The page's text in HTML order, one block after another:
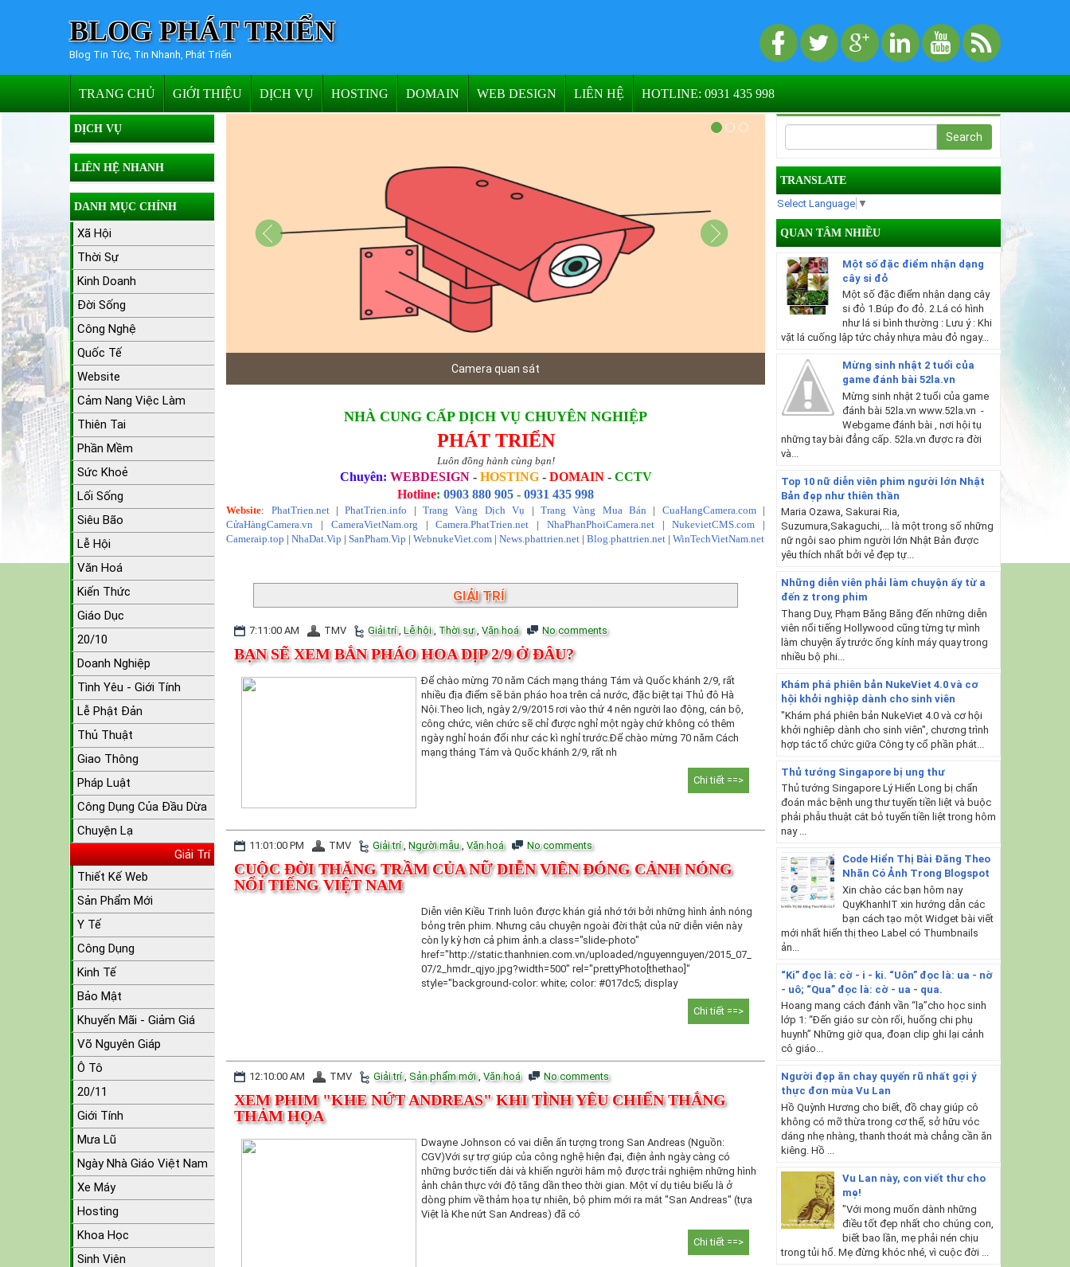
BLOG PHÁT TRIỂN
Blog Tin Tức, Tin Nhanh, Phát Triển
TRANG CHỦ GIỚI THIỆU DỊCH VỤ HOSTING DOMAIN WEB DESIGN LIÊN HỆ HOTLINE: 0931 435 998
Camera quan sát
NHÀ CUNG CẤP DỊCH VỤ CHUYÊN NGHIỆP
PHÁT TRIỂN
Luôn đồng hành cùng bạn!
Chuyên: WEBDESIGN - HOSTING - DOMAIN - CCTV
Hotline:0903 880 905 -0931 435 998
Website: PhatTrien.net|PhatTrien.info |Trang Vàng Dịch Vụ | Trang Vàng Mua Bán | CuaHangCamera.com|
CửaHàngCamera.vn | CameraVietNam.org |Camera.PhatTrien.net | NhaPhanPhoiCamera.net|NukevietCMS.com |
Cameraip.top |NhaDat.Vip |SanPham.Vip |WebnukeViet.com |News.phattrien.net |Blog.phattrien.net |WinTechVietNam.net
Showing posts with label
GIẢI TRÍ.
7:11:00 AM TMV Giải trí ,Lễ hội Thời sự ,Văn hoá No comments
BẠN SẼ XEM BẮN PHÁO HOA DỊP 2/9 Ở ĐÂU?
Để chào mừng 70 năm Cách mạng tháng Tám và Quốc khánh 2/9, rất
nhiều địa điểm sẽ bắn pháo hoa trên cả nước, đặc biệt tại Thủ đô Hà
Nội.Theo lịch, ngày 2/9/2015 rơi vào thứ 4 nên người lao động, cán bộ,
công chức, viên chức sẽ chỉ được nghỉ một ngày chứ không có thêm
ngày nghỉ hoán đổi như các kì nghỉ trước.Để chào mừng 70 năm Cách
mạng tháng Tám và Quốc khánh 2/9, rất nh
Chi tiết ==>
11:01:00 PM TMV Giải trí ,Người mẫu ,Văn hoá No comments
CUỘC ĐỜI THĂNG TRẦM CỦA NỮ DIỄN VIÊN ĐÓNG CẢNH NÓNG
NỔI TIẾNG VIỆT NAM
Diễn viên Kiều Trinh luôn được khán giả nhớ tới bởi những hình ảnh nóng
bỏng trên phim. Nhưng câu chuyện ngoài đời thật của nữ diễn viên này
còn ly kỳ hơn cả phim ảnh.a class="slide-photo"
href="http://static.thanhnien.com.vn/uploaded/nguyennguyen/2015_07_
07/2_hmdr_qjyo.jpg?width=500" rel="prettyPhoto[thethao]"
style="background-color: white; color: #017dc5; display
Chi tiết ==>
12:10:00 AM TMV Giải trí ,Sản phẩm mới ,Văn hoá No comments
XEM PHIM "KHE NỨT ANDREAS" KHI TÌNH YÊU CHIẾN THẮNG
THẢM HỌA
Dwayne Johnson có vai diễn ấn tượng trong San Andreas (Nguồn:
CGV)Với sự trợ giúp của công nghệ hiện đại, điện ảnh ngày càng có
những bước tiến dài và khiến người hâm mộ được trải nghiệm những hình
ảnh chân thực với độ tăng dần theo thời gian. Một ví dụ tiêu biểu là ở
dòng phim về thảm họa tự nhiên, bộ phim mới ra mắt "San Andreas" (tựa
Việt là Khe nứt San Andreas) đã có
Chi tiết ==>
DỊCH VỤ
LIÊN HỆ NHANH
DANH MỤC CHÍNH
Xã Hội
Thời Sự
Kinh Doanh
Đời Sống
Công Nghệ
Quốc Tế
Website
Cảm Nang Việc Làm
Thiên Tai
Phần Mềm
Sức Khoẻ
Lối Sống
Siêu Bão
Lễ Hội
Văn Hoá
Kiến Thức
Giáo Dục
20/10
Doanh Nghiệp
Tình Yêu - Giới Tính
Lễ Phật Đản
Thủ Thuật
Giao Thông
Pháp Luật
Công Dụng Của Đầu Dừa
Chuyện Lạ
Giải Trí
Thiết Kế Web
Sản Phẩm Mới
Y Tế
Công Dụng
Kinh Tế
Bảo Mật
Khuyến Mãi - Giảm Giá
Võ Nguyên Giáp
Ô Tô
20/11
Giới Tính
Mưa Lũ
Ngày Nhà Giáo Việt Nam
Xe Máy
Hosting
Khoa Học
Sinh Viên
TRANSLATE
Select Language ▼
QUAN TÂM NHIỀU
Một số đặc điểm nhận dạng
cây si đỏ
Một số đặc điểm nhận dạng cây
si đỏ 1.Búp đo đỏ. 2.Lá có hình
như lá si bình thường : Lưu ý : Khi
vặt lá cuống lập tức chảy nhựa màu đỏ ngay...
Mừng sinh nhật 2 tuổi của
game đánh bài 52la.vn
Mừng sinh nhật 2 tuổi của game
đánh bài 52la.vn www.52la.vn -
Webgame đánh bài , nơi hội tụ
những tay bài đẳng cấp. 52la.vn được ra đời
và...
Top 10 nữ diễn viên phim người lớn Nhật
Bản đẹp như thiên thần
Maria Ozawa, Sakurai Ria,
Suzumura,Sakaguchi,... là một trong số những
nữ ngôi sao phim người lớn Nhật Bản được
yêu thích nhất bởi vẻ đẹp tự...
Những diễn viên phải làm chuyện ấy từ a
đến z trong phim
Thang Duy, Phạm Băng Băng đến những diễn
viên nổi tiếng Hollywood cũng từng tự mình
làm chuyện ấy trước ống kính máy quay trong
nhiều bộ phi...
Khám phá phiên bản NukeViet 4.0 và cơ
hội khởi nghiệp dành cho sinh viên
"Khám phá phiên bản NukeViet 4.0 và cơ hội
khởi nghiêp dành cho sinh viên", chương trình
hợp tác tổ chức giữa Công ty cổ phần phát...
Thủ tướng Singapore bị ung thư
Thủ tướng Singapore Lý Hiển Long bị chẩn
đoán mắc bệnh ung thư tuyến tiền liệt và buộc
phải phẫu thuật cắt bỏ tuyến tiền liệt trong hôm
nay ...
Code Hiển Thị Bài Đăng Theo
Nhãn Có Ảnh Trong Blogspot
Xin chào các bạn hôm nay
QuyKhanhIT xin hướng dẫn các
bạn cách tạo một Widget bài viết
mới nhất hiển thị theo Label có Thumbnails
ản...
“Ki” đọc là: cờ - i - ki. “Uôn” đọc là: ua - nờ
- uô; “Qua” đọc là: cờ - ua - qua.
Hoang mang cách đánh vần “lạ”cho học sinh
lớp 1: “Đến giáo sư còn rối, huống chi phụ
huynh” Những giờ qua, đoạn clip ghi lại cảnh
cô giáo...
Người đẹp ăn chay quyến rũ nhất gợi ý
thực đơn mùa Vu Lan
Hồ Quỳnh Hương cho biết, đồ chay giúp cô
không có mỡ thừa trong cơ thể, sở hữu vóc
dáng nhẹ nhàng, thanh thoát mà chẳng cần ăn
kiêng. Hồ ...
Vu Lan này, con viết thư cho
mẹ!
"Với mong muốn dành những
điều tốt đẹp nhất cho chúng con,
biết bao lần, mẹ phải nén chịu
trong tủi hổ. Mẹ đừng khóc nhé, vì cuộc đời ...